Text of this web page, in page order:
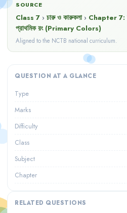
SOURCE
Class 7 › চারু ও কারুকলা › Chapter 7:
প্রাথমিক রং (Primary Colors)
Aligned to the NCTB national curriculum.
QUESTION AT A GLANCE
Type
Marks
Difficulty
Class
Subject
Chapter
RELATED QUESTIONS